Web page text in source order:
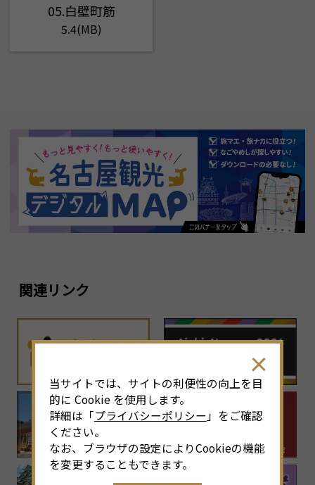
05.白壁町筋
5.4(MB)
関連リンク
当サイトでは、サイトの利便性の向上を目
的に Cookie を使用します。
詳細は「プライバシーポリシー 」をご確認
ください。
なお、ブラウザの設定によりCookieの機能
を変更することもできます。